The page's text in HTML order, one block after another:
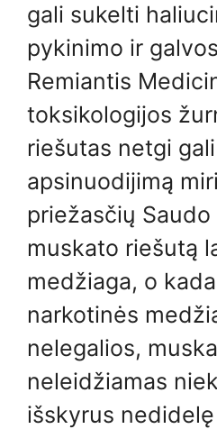
gali sukelti
pykinimo ir
Remiantis
toksikologijos
riešutas netgi
apsinuodijimą
priežasčių Saudo
muskato riešutą
medžiaga, o
narkotinės
nelegalios,
neleidžiamas
išskyrus